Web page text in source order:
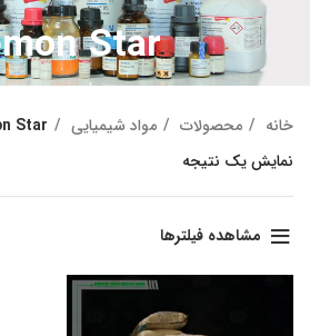
Star
خانه محصولات مواد شیمیایی
Star
نمایش یک نتیجه
مشاهده فیلترها